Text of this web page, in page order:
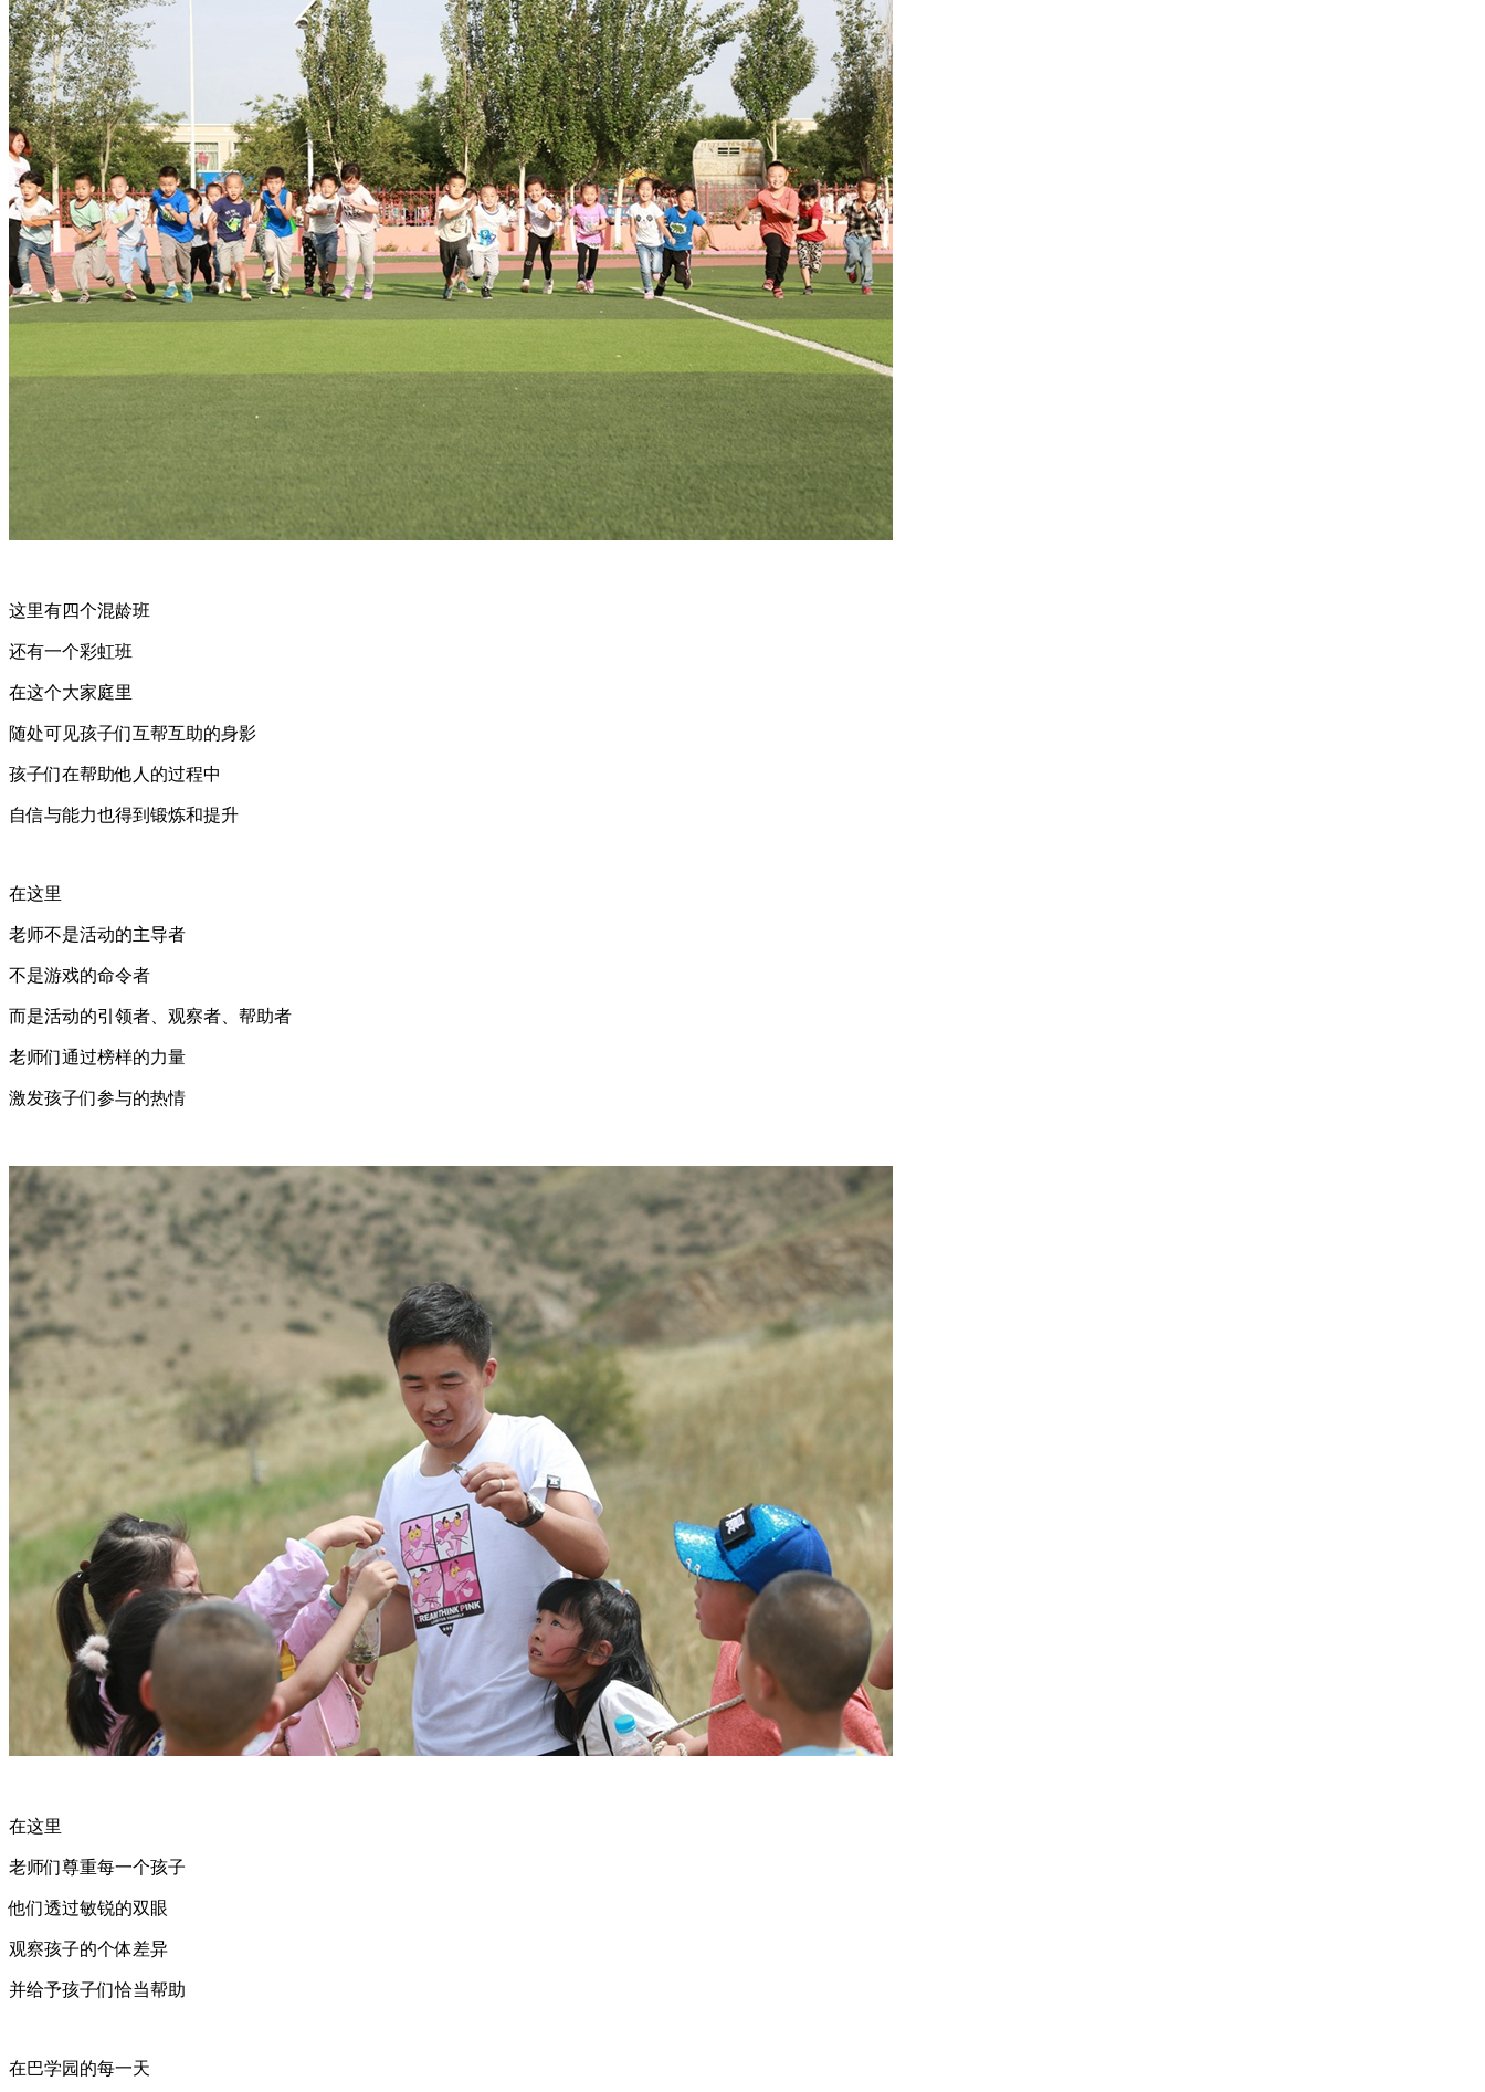
这里有四个混龄班
还有一个彩虹班
在这个大家庭里
随处可见孩子们互帮互助的身影
孩子们在帮助他人的过程中
自信与能力也得到锻炼和提升
在这里
老师不是活动的主导者
不是游戏的命令者
而是活动的引领者、观察者、帮助者
老师们通过榜样的力量
激发孩子们参与的热情
在这里
老师们尊重每一个孩子
他们透过敏锐的双眼
观察孩子的个体差异
并给予孩子们恰当帮助
在巴学园的每一天